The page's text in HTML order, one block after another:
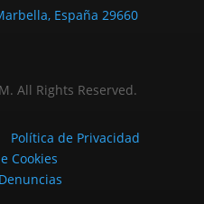
España 29660
All Rights Reserved.
Política de Privacidad
Cookies